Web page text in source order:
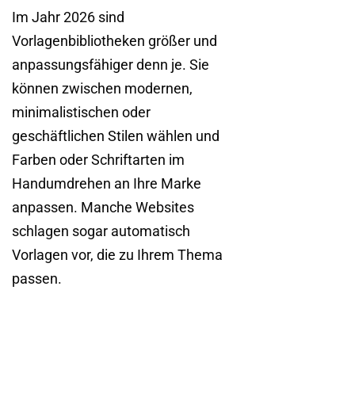
Im Jahr 2026 sind
Vorlagenbibliotheken größer und
anpassungsfähiger denn je. Sie
können zwischen modernen,
minimalistischen oder
geschäftlichen Stilen wählen und
Farben oder Schriftarten im
Handumdrehen an Ihre Marke
anpassen. Manche Websites
schlagen sogar automatisch
Vorlagen vor, die zu Ihrem Thema
passen.